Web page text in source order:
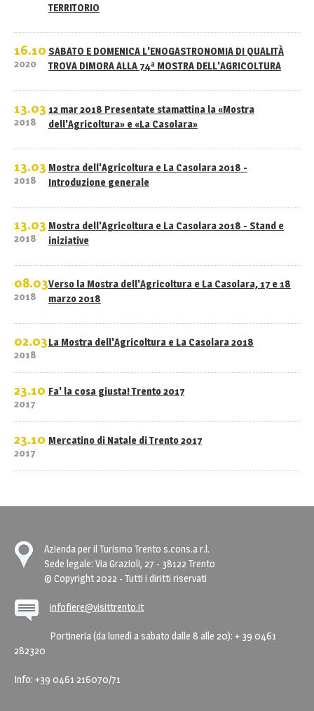
TERRITORIO
16.10
2020
SABATO E DOMENICA L'ENOGASTRONOMIA DI QUALITÀ
TROVA DIMORA ALLA 74ª MOSTRA DELL'AGRICOLTURA
13.03
2018
12 mar 2018 Presentate stamattina la «Mostra
dell'Agricoltura» e «La Casolara»
13.03
2018
Mostra dell'Agricoltura e La Casolara 2018 -
Introduzione generale
13.03
2018
Mostra dell'Agricoltura e La Casolara 2018 - Stand e
iniziative
08.03
2018
Verso la Mostra dell'Agricoltura e La Casolara, 17 e 18
marzo 2018
02.03
2018
La Mostra dell'Agricoltura e La Casolara 2018
23.10
2017
Fa' la cosa giusta! Trento 2017
23.10
2017
Mercatino di Natale di Trento 2017
Azienda per il Turismo Trento s.cons.a r.l.
Sede legale: Via Grazioli, 27 - 38122 Trento
© Copyright 2022 - Tutti i diritti riservati
infofiere@visittrento.it
Portineria (da lunedì a sabato dalle 8 alle 20): + 39 0461
282320
Info: +39 0461 216070/71